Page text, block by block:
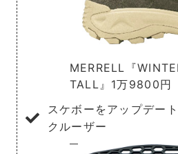
MERRELL『
TALL』1万9800円
スケボーをアップデー
クルーザー